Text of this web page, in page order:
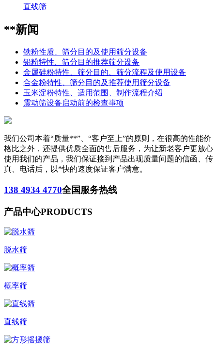
直线筛
**新闻
铁粉性质、筛分目的及使用筛分设备
铅粉特性、筛分目的推荐筛分设备
金属硅粉特性、筛分目的、筛分流程及使用设备
合金粉特性、筛分目的及推荐使用筛分设备
玉米淀粉特性、适用范围、制作流程介绍
震动筛设备启动前的检查事项
我们公司本着“质量**”、“客户至上”的原则，在很高的性能价
格比之外，还提供优质全面的售后服务，为让新老客户更放心
使用我们的产品，我们保证接到产品出现质量问题的信函、传
真、电话后，以*快的速度保证客户满意。
138 4934 4770全国服务热线
产品中心PRODUCTS
脱水筛
概率筛
直线筛